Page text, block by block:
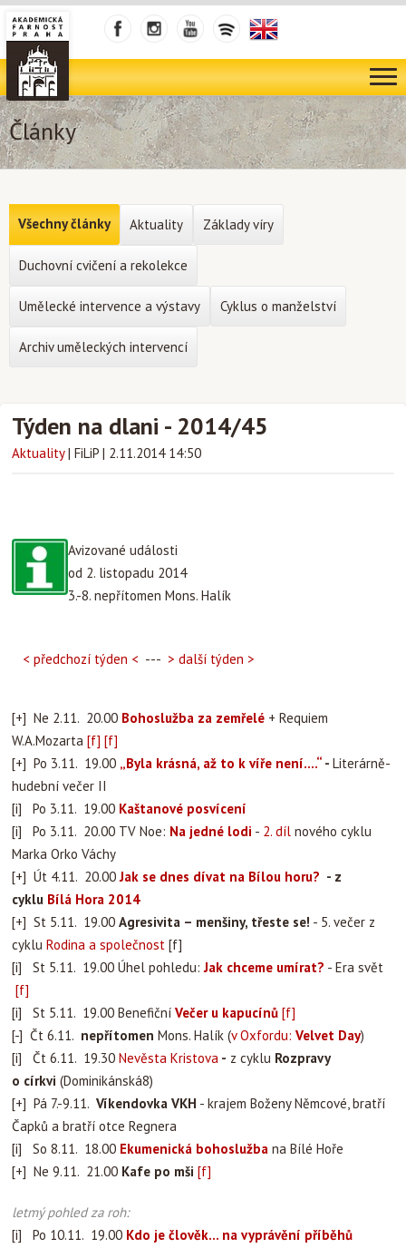
Články
Týden na dlani - 2014/45
Aktuality | FiLiP | 2.11.2014 14:50
Avizované události
od 2. listopadu 2014
3.-8. nepřítomen Mons. Halík
< předchozí týden < --- > další týden >
[+] Ne 2.11. 20.00 Bohoslužba za zemřelé + Requiem
W.A.Mozarta [f] [f]
[+] Po 3.11. 19.00 „Byla krásná, až to k víře není….“ - Literárně-
hudební večer II
[i] Po 3.11. 19.00 Kaštanové posvícení
[i] Po 3.11. 20.00 TV Noe: Na jedné lodi - 2. díl nového cyklu
Marka Orko Váchy
[+] Út 4.11. 20.00Jak se dnes dívat na Bílou horu? - z
cyklu Bílá Hora 2014
[+] St 5.11. 19.00 Agresivita – menšiny, třeste se! - 5. večer z
cyklu Rodina a společnost [f]
[i] St 5.11. 19.00 Úhel pohledu:Jak chceme umírat? - Era svět
[f]
[i] St 5.11. 19.00 Benefiční Večer u kapucínů [f]
[-] Čt 6.11. nepřítomen Mons. Halík (v Oxfordu: Velvet Day)
[i] Čt 6.11. 19.30 Nevěsta Kristova - z cyklu Rozpravy
o církvi (Dominikánská8)
[+] Pá 7.-9.11. Víkendovka VKH - krajem Boženy Němcové, bratří
Čapků a bratří otce Regnera
[i] So 8.11. 18.00 Ekumenická bohoslužba na Bílé Hoře
[+] Ne 9.11. 21.00 Kafe po mši [f]
letmý pohled za roh:
[i] Po 10.11. 19.00 Kdo je člověk… na vyprávění příběhů
Všechny články Aktuality Základy víry
Duchovní cvičení a rekolekce
Umělecké intervence a výstavy Cyklus o manželství
Archiv uměleckých intervencí